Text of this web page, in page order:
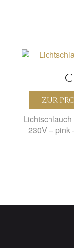
€
ZUR
230V – pink